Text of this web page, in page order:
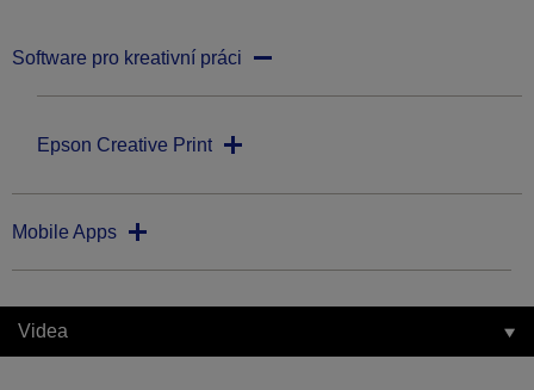
Software pro kreativní práci
Epson Creative Print
Mobile Apps
Videa